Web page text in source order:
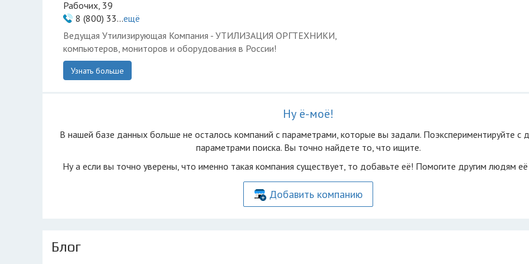
Рабочих, 39
8 (800) 33...ещё
Ведущая Утилизирующая Компания - УТИЛИЗАЦИЯ ОРГТЕХНИКИ,
компьютеров, мониторов и оборудования в России!
Узнать больше
Ну ё-моё!
В нашей базе данных больше не осталоcь компаний с параметрами, которые вы задали. Поэкспериментируйте с
параметрами поиска. Вы точно найдете то, что ищите.
Ну а если вы точно уверены, что именно такая компания существует, то добавьте её! Помогите другим людям
Добавить компанию
Блог